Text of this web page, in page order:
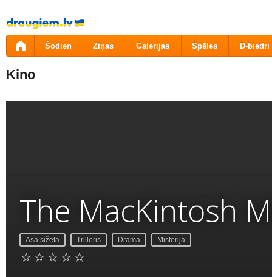
Pāriet
uz
saturu
Šodien Ziņas Galerijas Spēles D-biedri
Kino
The MacKintosh
Asa sižeta Trilleris Drāma Mistērija